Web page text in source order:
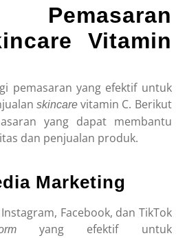
Pemasaran
Vitamin
pemasaran yang efektif untuk
skincarevitamin C. Berikut
yang dapat membantu
dan penjualan produk.
Marketing
Facebook, dan TikTok
yang efektif untuk